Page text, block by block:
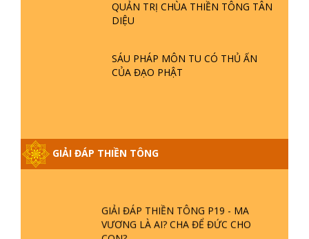
QUẢN TRỊ CHÙA THIỀN TÔNG TÂN
DIỆU
SÁU PHÁP MÔN TU CÓ THỦ ẤN
CỦA ĐẠO PHẬT
GIẢI ĐÁP THIỀN TÔNG
GIẢI ĐÁP THIỀN TÔNG ĐẶC BIỆT P21
- TẠI SAO ĐỨC PHẬT BƯỚC ĐI 7
GIẢI ĐÁP VỀ LỄ TIỄN THIỀN TÔNG SƯ
GIẢI ĐÁP THIỀN TÔNG ĐẶC BIỆT
PHẦN 20 - BÁC NGUYỄN NHÂN LÀ AI?
PHIỀN NÃO DO ĐÂU MÀ CÓ?
GIẢI ĐÁP THIỀN TÔNG P19 - MA
VƯƠNG LÀ AI? CHA ĐỂ ĐỨC CHO
CON?